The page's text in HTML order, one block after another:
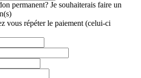
permanent? Je souhaiterais faire un
vous répéter le paiement (celui-ci